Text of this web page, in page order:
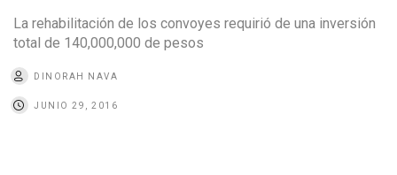
La rehabilitación de los convoyes requirió de una inversión
total de 140,000,000 de pesos
DINORAH NAVA
JUNIO 29, 2016